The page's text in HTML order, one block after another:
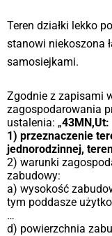
Teren działki lekko
stanowi niekoszona
samosiejkami.
Zgodnie z zapisami
zagospodarowania
ustalenia: „43MN,Ut:
1) przeznaczenie
jednorodzinnej,
2) warunki
zabudowy:
a) wysokość
tym poddasze
…
d) powierzchnia